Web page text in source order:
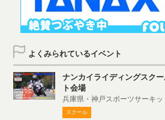
よくみられているイベント
ナンカイライディングスク
ト会場
兵庫県・神戸スポーツサーキッ
スクール